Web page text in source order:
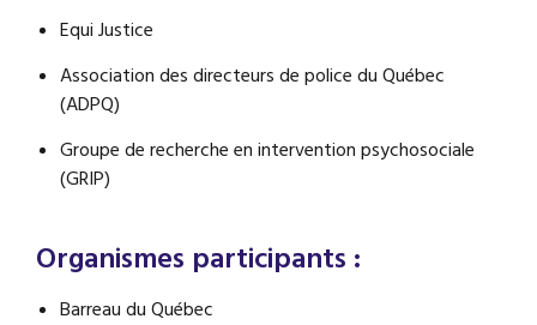
Equi Justice
Association des directeurs de police du Québec
(ADPQ)
Groupe de recherche en intervention psychosociale
(GRIP)
Organismes participants :
Barreau du Québec